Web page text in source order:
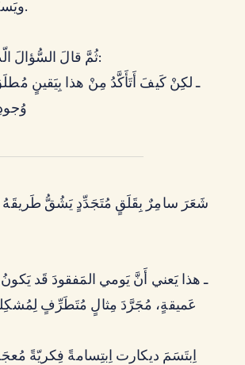
ويَستَدعيها بِدِقَّةٍ كافِيةٍ.
ثُمَّ قالَ السُّؤالَ الّذي يَبدو أَنَّهُ يُؤرِّقُهُ:
ـ لكِنْ كَيفَ أَتَأَكَّدُ مِنْ هذا بِيَقينٍ
شَعَرَ سامِرٌ بِقَلَقٍ مُتَجَدِّدٍ يَشُقُّ طَريقَهُ
ـ هذا يَعني أَنَّ يَومي المَفقودَ قَد
عَميقةٍ، مُجَرَّدَ مِثالٍ مُتَطَرِّفٍ
اِبتَسَمَ ديكارت اِبتِسامةً فِكريّةً